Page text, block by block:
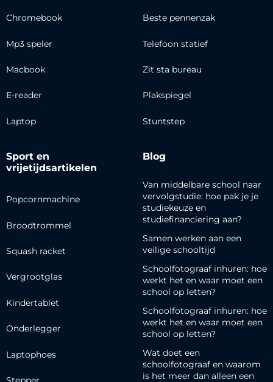
Chromebook
Mp3 speler
Macbook
E-reader
Laptop
Beste pennenzak
Telefoon statief
Zit sta bureau
Plakspiegel
Stuntstep
Sport en
vrijetijdsartikelen
Popcornmachine
Broodtrommel
Squash racket
Vergrootglas
Kindertablet
Onderlegger
Laptophoes
Blog
Van middelbare school naar
vervolgstudie: hoe pak je je
studiekeuze en
studiefinanciering aan?
Samen werken aan een
veilige schooltijd
Schoolfotograaf inhuren: hoe
werkt het en waar moet een
school op letten?
Schoolfotograaf inhuren: hoe
werkt het en waar moet een
school op letten?
Wat doet een
schoolfotograaf en waarom
is het meer dan alleen een